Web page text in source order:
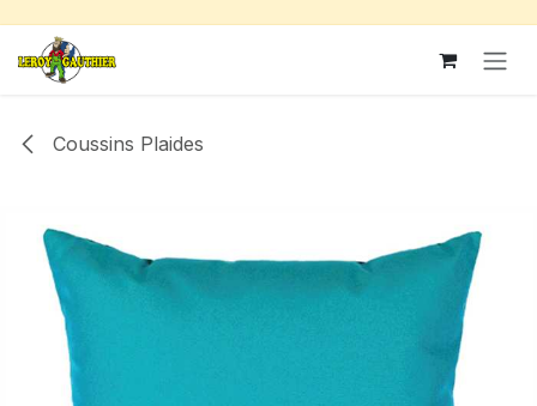
Se rendre au contenu
Coussins Plaides